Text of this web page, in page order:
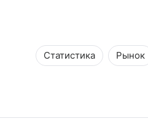
Статистика Рынок